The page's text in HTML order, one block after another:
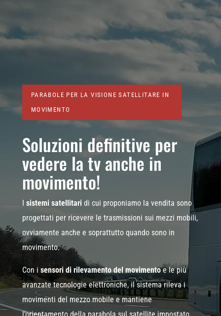
PARABOLE PER LA VISIONE SATELLITARE IN
MOVIMENTO
Soluzioni definitive per
vedere la tv anche in
movimento!
I sistemi satellitari di cui proponiamo la vendita sono
progettati per ricevere le trasmissioni sui mezzi mobili,
ovviamente anche e soprattutto quando sono in
movimento.
Con i sensori di rilevamento del movimento e le più
avanzate tecnologie elettroniche, il sistema rileva i
movimenti del mezzo mobile e mantiene
l’orientamento della parabola sul satellite impostato,